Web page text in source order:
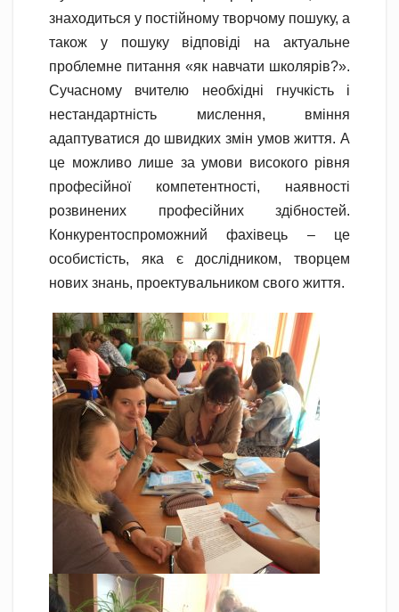
знаходиться у постійному творчому пошуку, а
також у пошуку відповіді на актуальне
проблемне питання «як навчати школярів?».
Сучасному вчителю необхідні гнучкість і
нестандартність мислення, вміння
адаптуватися до швидких змін умов життя. А
це можливо лише за умови високого рівня
професійної компетентності, наявності
розвинених професійних здібностей.
Конкурентоспроможний фахівець – це
особистість, яка є дослідником, творцем
нових знань, проектувальником свого життя.